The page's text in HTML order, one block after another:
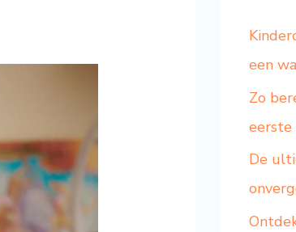
een
Zo
eerste
De